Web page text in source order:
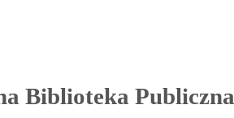
Biblioteka Publiczna